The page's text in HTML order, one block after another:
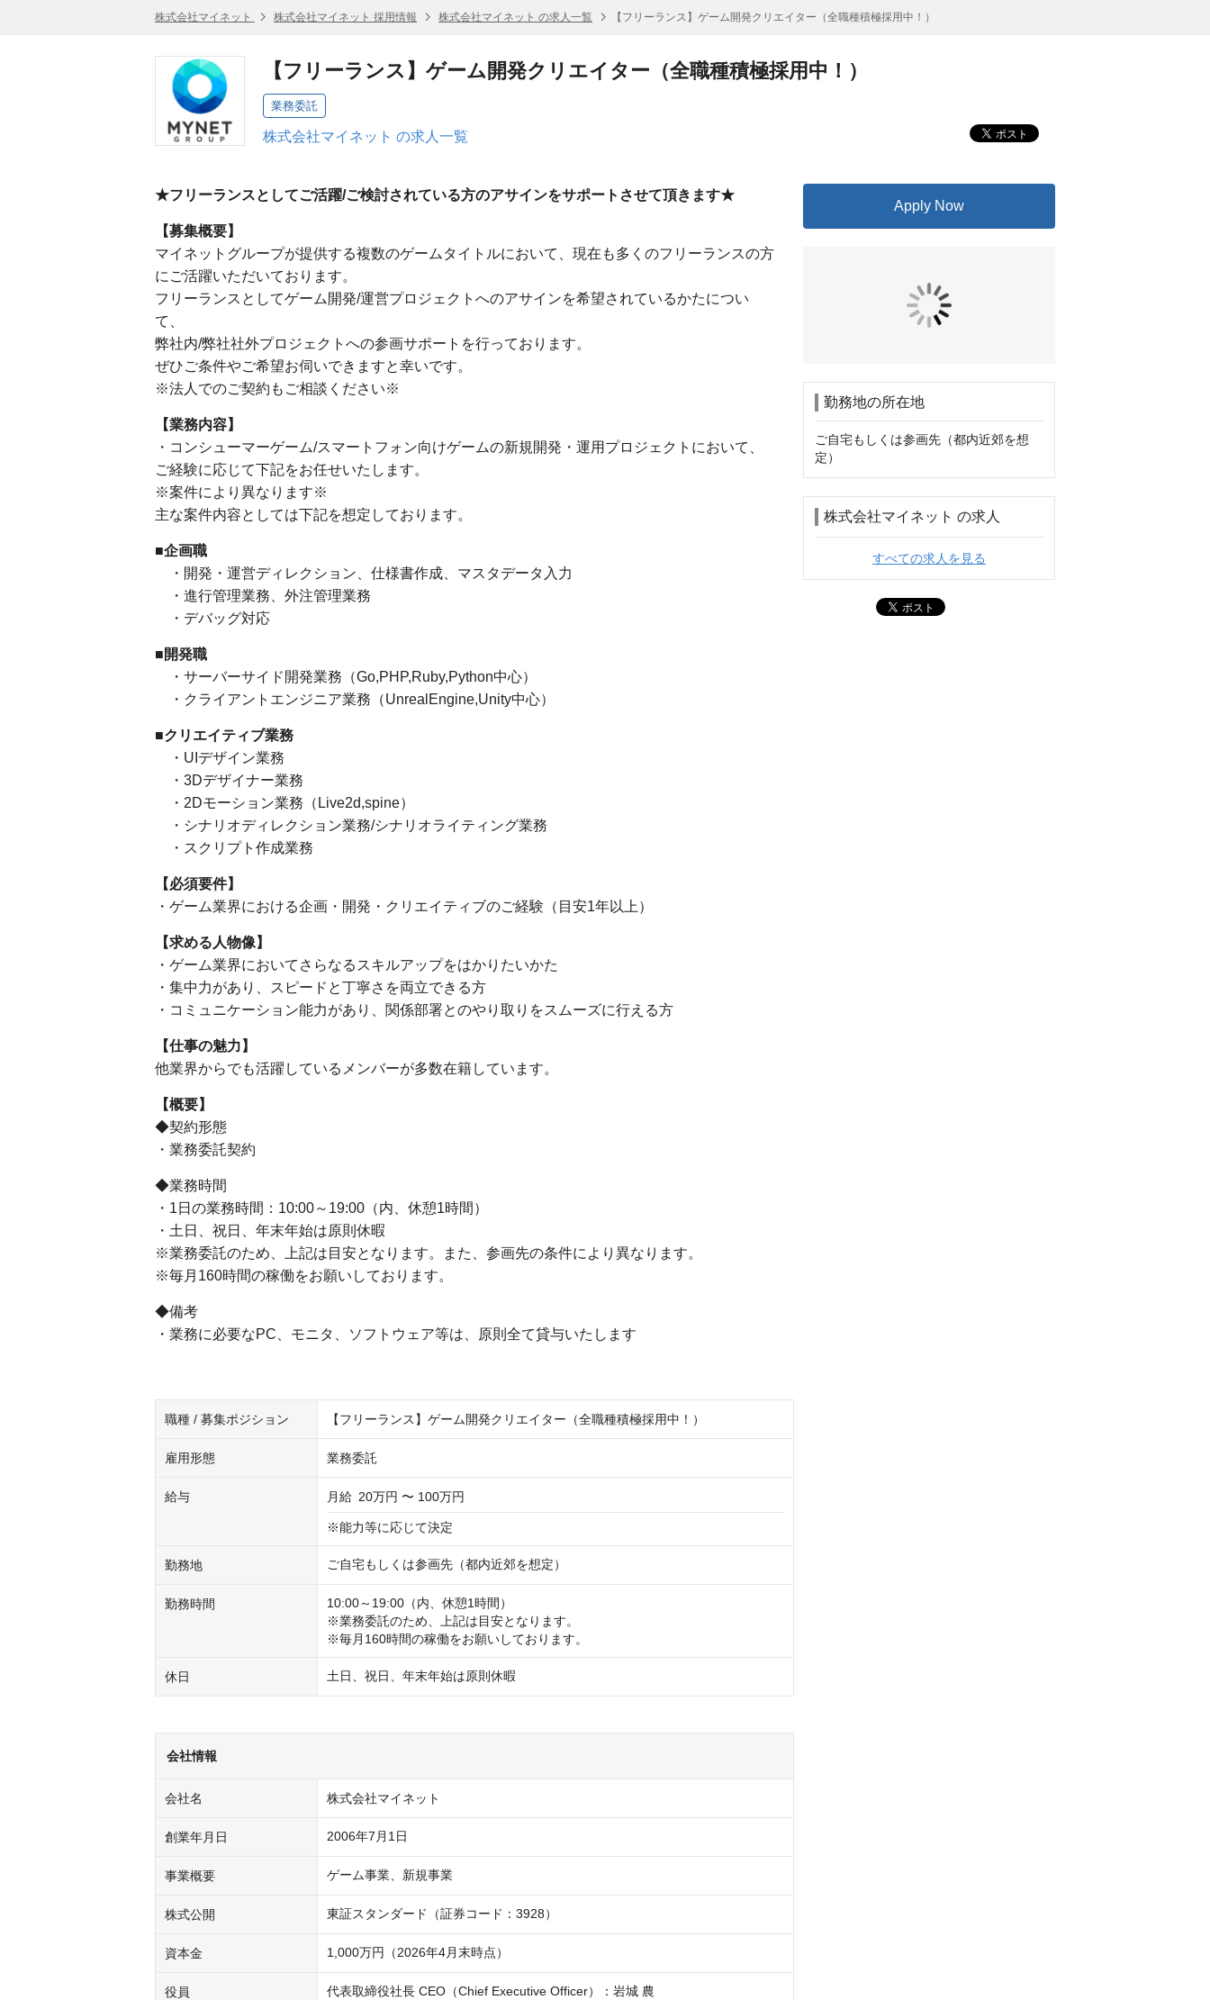
株式会社マイネット 株式会社マイネット 採用情報 株式会社マイネット の求人一覧 【フリーランス】ゲーム開発クリエイター（全職種積極採用中！）
【フリーランス】ゲーム開発クリエイター（全職種積極採用中！）
業務委託
株式会社マイネット の求人一覧
★フリーランスとしてご活躍/ご検討されている方のアサインをサポートさせて頂きます★
【募集概要】
マイネットグループが提供する複数のゲームタイトルにおいて、現在も多くのフリーランスの方
にご活躍いただいております。
フリーランスとしてゲーム開発/運営プロジェクトへのアサインを希望されているかたについ
て、
弊社内/弊社社外プロジェクトへの参画サポートを行っております。
ぜひご条件やご希望お伺いできますと幸いです。
※法人でのご契約もご相談ください※
【業務内容】
・コンシューマーゲーム/スマートフォン向けゲームの新規開発・運用プロジェクトにおいて、
ご経験に応じて下記をお任せいたします。
※案件により異なります※
主な案件内容としては下記を想定しております。
■企画職
・開発・運営ディレクション、仕様書作成、マスタデータ入力
・進行管理業務、外注管理業務
・デバッグ対応
■開発職
・サーバーサイド開発業務（Go,PHP,Ruby,Python中心）
・クライアントエンジニア業務（UnrealEngine,Unity中心）
■クリエイティブ業務
・UIデザイン業務
・3Dデザイナー業務
・2Dモーション業務（Live2d,spine）
・シナリオディレクション業務/シナリオライティング業務
・スクリプト作成業務
【必須要件】
・ゲーム業界における企画・開発・クリエイティブのご経験（目安1年以上）
【求める人物像】
・ゲーム業界においてさらなるスキルアップをはかりたいかた
・集中力があり、スピードと丁寧さを両立できる方
・コミュニケーション能力があり、関係部署とのやり取りをスムーズに行える方
【仕事の魅力】
他業界からでも活躍しているメンバーが多数在籍しています。
【概要】
◆契約形態
・業務委託契約
◆業務時間
・1日の業務時間：10:00～19:00（内、休憩1時間）
・土日、祝日、年末年始は原則休暇
※業務委託のため、上記は目安となります。また、参画先の条件により異なります。
※毎月160時間の稼働をお願いしております。
◆備考
・業務に必要なPC、モニタ、ソフトウェア等は、原則全て貸与いたします
職種 / 募集ポジション 【フリーランス】ゲーム開発クリエイター（全職種積極採用中！）
雇用形態 業務委託
給与 月給 20万円 〜 100万円
※能力等に応じて決定
勤務地 ご自宅もしくは参画先（都内近郊を想定）
勤務時間
10:00～19:00（内、休憩1時間）
※業務委託のため、上記は目安となります。
※毎月160時間の稼働をお願いしております。
休日 土日、祝日、年末年始は原則休暇
会社情報
会社名 株式会社マイネット
創業年月日 2006年7月1日
事業概要 ゲーム事業、新規事業
株式公開 東証スタンダード（証券コード：3928）
資本金 1,000万円（2026年4月末時点）
役員
代表取締役社長 CEO（Chief Executive Officer）：岩城 農
Apply Now
勤務地の所在地
ご自宅もしくは参画先（都内近郊を想
定）
株式会社マイネット の求人
すべての求人を見る